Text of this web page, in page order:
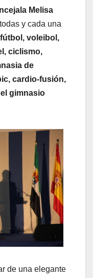
Melisa
y cada una
fútbol, voleibol,
ciclismo,
de
cardio-fusión,
gimnasio
de una elegante